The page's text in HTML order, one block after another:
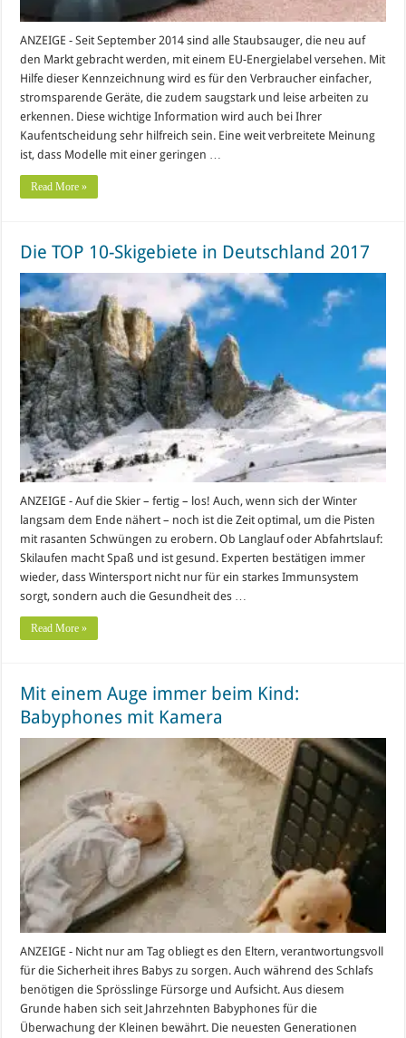
ANZEIGE - Seit September 2014 sind alle Staubsauger, die neu auf
den Markt gebracht werden, mit einem EU-Energielabel versehen. Mit
Hilfe dieser Kennzeichnung wird es für den Verbraucher einfacher,
stromsparende Geräte, die zudem saugstark und leise arbeiten zu
erkennen. Diese wichtige Information wird auch bei Ihrer
Kaufentscheidung sehr hilfreich sein. Eine weit verbreitete Meinung
ist, dass Modelle mit einer geringen …
Read More »
Die TOP 10-Skigebiete in Deutschland 2017
ANZEIGE - Auf die Skier – fertig – los! Auch, wenn sich der Winter
langsam dem Ende nähert – noch ist die Zeit optimal, um die Pisten
mit rasanten Schwüngen zu erobern. Ob Langlauf oder Abfahrtslauf:
Skilaufen macht Spaß und ist gesund. Experten bestätigen immer
wieder, dass Wintersport nicht nur für ein starkes Immunsystem
sorgt, sondern auch die Gesundheit des …
Read More »
Mit einem Auge immer beim Kind:
Babyphones mit Kamera
ANZEIGE - Nicht nur am Tag obliegt es den Eltern, verantwortungsvoll
für die Sicherheit ihres Babys zu sorgen. Auch während des Schlafs
benötigen die Sprösslinge Fürsorge und Aufsicht. Aus diesem
Grunde haben sich seit Jahrzehnten Babyphones für die
Überwachung der Kleinen bewährt. Die neuesten Generationen